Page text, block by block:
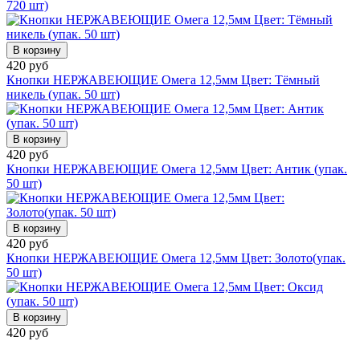
720 шт)
В корзину
420 руб
Кнопки НЕРЖАВЕЮЩИЕ Омега 12,5мм Цвет: Тёмный
никель (упак. 50 шт)
В корзину
420 руб
Кнопки НЕРЖАВЕЮЩИЕ Омега 12,5мм Цвет: Антик (упак.
50 шт)
В корзину
420 руб
Кнопки НЕРЖАВЕЮЩИЕ Омега 12,5мм Цвет: Золото(упак.
50 шт)
В корзину
420 руб